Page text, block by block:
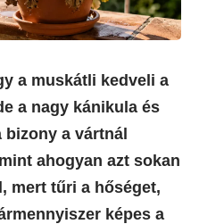
a muskátli kedveli a
a nagy kánikula és
a vártnál
ahogyan azt sokan
mert tűri a hőséget,
képes a